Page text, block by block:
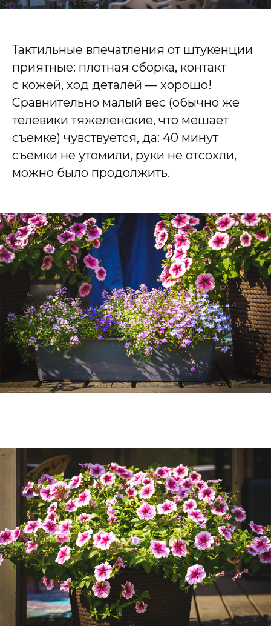
Тактильные впечатления от штукенции
приятные: плотная сборка, контакт
с кожей, ход деталей — хорошо!
Сравнительно малый вес (обычно же
телевики тяжеленские, что мешает
съемке) чувствуется, да: 40 минут
съемки не утомили, руки не отсохли,
можно было продолжить.